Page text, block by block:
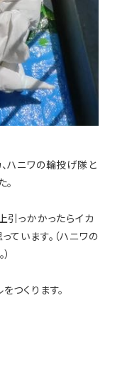
ハニワの輪投げ隊と
引っかかったらイカ
ています。（ハニワの
つくります。